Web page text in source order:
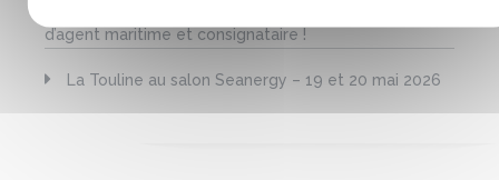
d’agent maritime et consignataire !
La Touline au salon Seanergy – 19 et 20 mai 2026